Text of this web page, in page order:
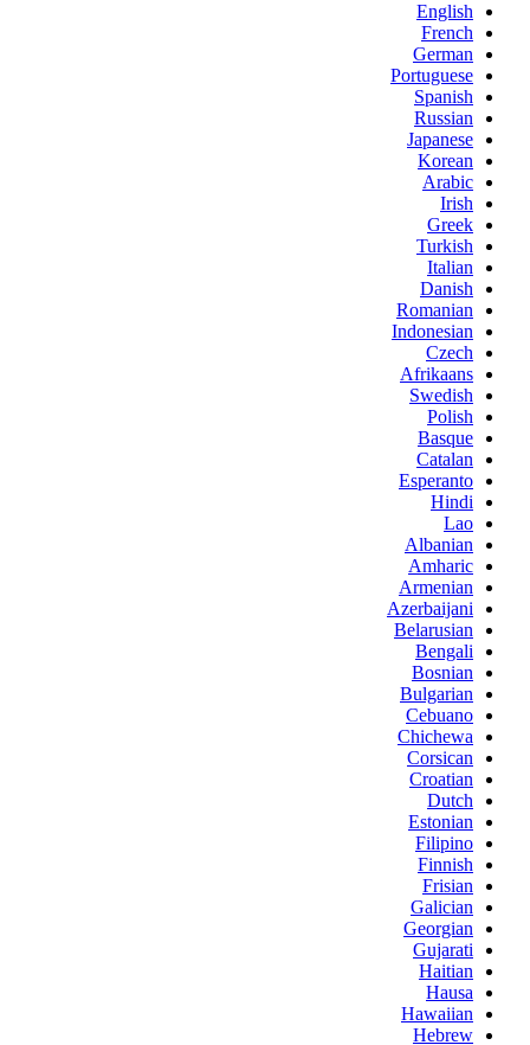
English
French
German
Portuguese
Spanish
Russian
Japanese
Korean
Arabic
Irish
Greek
Turkish
Italian
Danish
Romanian
Indonesian
Czech
Afrikaans
Swedish
Polish
Basque
Catalan
Esperanto
Hindi
Lao
Albanian
Amharic
Armenian
Azerbaijani
Belarusian
Bengali
Bosnian
Bulgarian
Cebuano
Chichewa
Corsican
Croatian
Dutch
Estonian
Filipino
Finnish
Frisian
Galician
Georgian
Gujarati
Haitian
Hausa
Hawaiian
Hebrew